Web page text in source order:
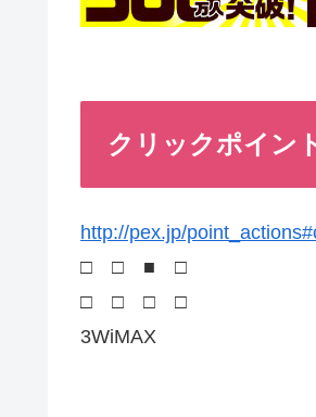
クリックポイン
http://pex.jp/
□ □ ■ □
□ □ □ □
3WiMAX